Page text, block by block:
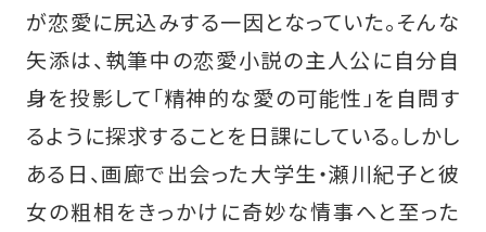
が恋愛に尻込みする一因となっていた。そんな
矢添は、執筆中の恋愛小説の主人公に自分自
身を投影して「精神的な愛の可能性」を自問す
るように探求することを日課にしている。しかし
ある日、画廊で出会った大学生・瀬川紀子と彼
女の粗相をきっかけに奇妙な情事へと至った